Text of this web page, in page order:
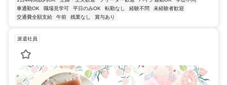
車通勤OK
職場見学可 平日のみOK 転勤なし 経験不問
未経験者歓迎
交通費全額支給
午前 残業なし 賞与あり
派遣社員